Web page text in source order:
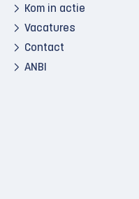
Kom in actie
Vacatures
Contact
ANBI